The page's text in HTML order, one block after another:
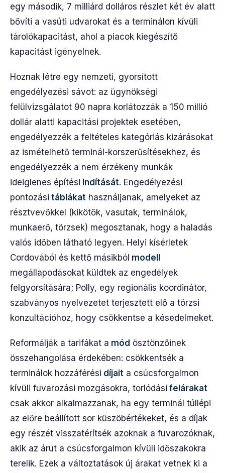
egy második, 7 milliárd dolláros részlet két év alatt
bővíti a vasúti udvarokat és a terminálon kívüli
tárolókapacitást, ahol a piacok kiegészítő
kapacitást igényelnek.
Hoznak létre egy nemzeti, gyorsított
engedélyezési sávot: az ügynökségi
felülvizsgálatot 90 napra korlátozzák a 150 millió
dollár alatti kapacitási projektek esetében,
engedélyezzék a feltételes kategóriás kizárásokat
az ismételhető terminál-korszerűsítésekhez, és
engedélyezzék a nem érzékeny munkák
ideiglenes építési indítását. Engedélyezési
pontozási táblákat használjanak, amelyeket az
résztvevőkkel (kikötők, vasutak, terminálok,
munkaerő, törzsek) megosztanak, hogy a haladás
valós időben látható legyen. Helyi kísérletek
Cordovából és kettő másikból modell
megállapodásokat küldtek az engedélyek
felgyorsítására; Polly, egy regionális koordinátor,
szabványos nyelvezetet terjesztett elő a törzsi
konzultációhoz, hogy csökkentse a késedelmeket.
Reformálják a tarifákat a mód ösztönzőinek
összehangolása érdekében: csökkentsék a
terminálok hozzáférési díjait a csúcsforgalmon
kívüli fuvarozási mozgásokra, torlódási felárakat
csak akkor alkalmazzanak, ha egy terminál túllépi
az előre beállított sor küszöbértékeket, és a díjak
egy részét visszatérítsék azoknak a fuvarozóknak,
akik az árut a csúcsforgalmon kívüli időszakokra
terelik. Ezek a változtatások új árakat vetnek ki a